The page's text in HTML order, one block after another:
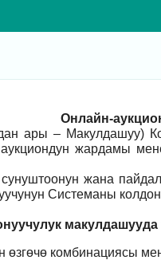
Онлайн-
ары – Макулдашуу)
жардамы
жана
Системаны
макулдашууда
комбинациясы